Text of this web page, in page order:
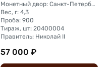
Монетный двор: Санкт-Петербургский монетный двор
Вес, г: 4,3
Проба: 900
Тираж, шт: 20400004
Правитель: Николай II
57 000 ₽